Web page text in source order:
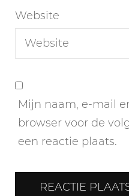
Website
Mijn naam, e-mail
browser voor de
een reactie plaats.